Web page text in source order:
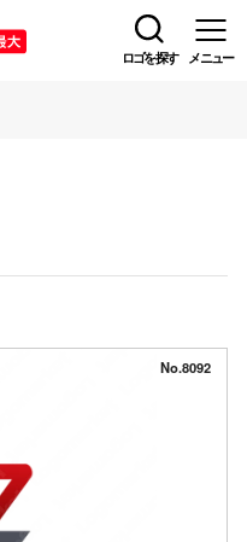
ロゴを探す メニュー
No.8092